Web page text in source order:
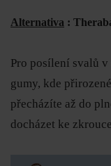
Alternativa :
Pro posílení svalů
gumy, kde
přecházíte až do
docházet ke